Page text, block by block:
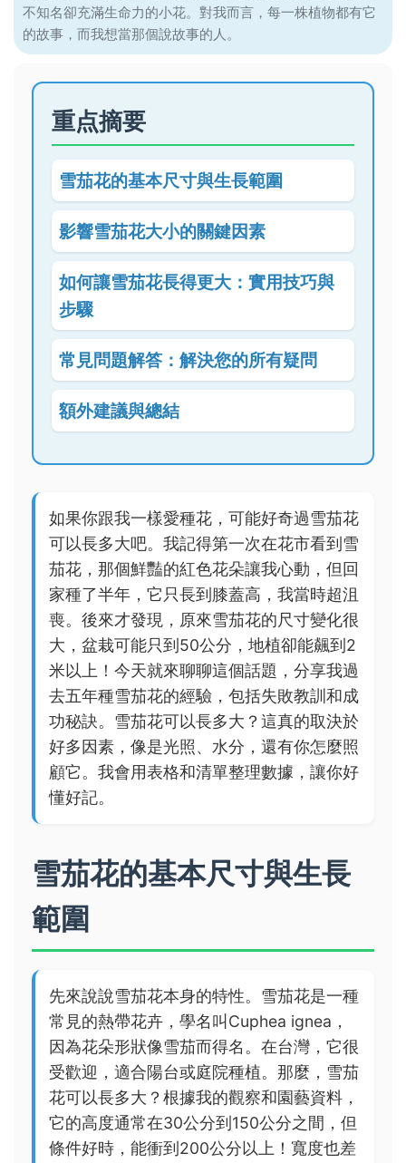
不知名卻充滿生命力的小花。對我而言，每一株植物都有它
的故事，而我想當那個說故事的人。
重点摘要
雪茄花的基本尺寸與生長範圍
影響雪茄花大小的關鍵因素
如何讓雪茄花長得更大：實用技巧與
步驟
常見問題解答：解決您的所有疑問
額外建議與總結
如果你跟我一樣愛種花，可能好奇過雪茄花
可以長多大吧。我記得第一次在花市看到雪
茄花，那個鮮豔的紅色花朵讓我心動，但回
家種了半年，它只長到膝蓋高，我當時超沮
喪。後來才發現，原來雪茄花的尺寸變化很
大，盆栽可能只到50公分，地植卻能飆到2
米以上！今天就來聊聊這個話題，分享我過
去五年種雪茄花的經驗，包括失敗教訓和成
功秘訣。雪茄花可以長多大？這真的取決於
好多因素，像是光照、水分，還有你怎麼照
顧它。我會用表格和清單整理數據，讓你好
懂好記。
雪茄花的基本尺寸與生長
範圍
先來說說雪茄花本身的特性。雪茄花是一種
常見的熱帶花卉，學名叫Cuphea ignea，
因為花朵形狀像雪茄而得名。在台灣，它很
受歡迎，適合陽台或庭院種植。那麼，雪茄
花可以長多大？根據我的觀察和園藝資料，
它的高度通常在30公分到150公分之間，但
條件好時，能衝到200公分以上！寬度也差